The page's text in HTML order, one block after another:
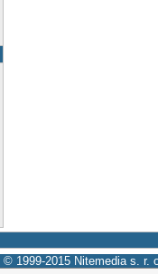
© 1999-2015 Nitemedia s. r.